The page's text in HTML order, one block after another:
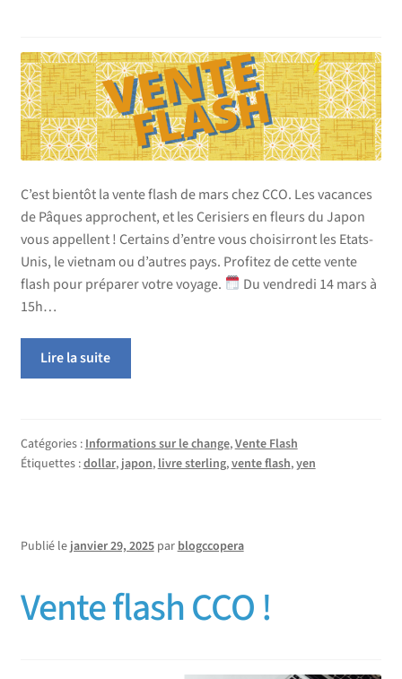
C’est bientôt la vente flash de mars chez CCO. Les vacances
de Pâques approchent, et les Cerisiers en fleurs du Japon
vous appellent ! Certains d’entre vous choisirront les Etats-
Unis, le vietnam ou d’autres pays. Profitez de cette vente
flash pour préparer votre voyage.
Du vendredi 14 mars à
15h…
Lire la suite
Catégories :Informations sur le change,Vente Flash
Étiquettes :dollar,japon,livre sterling,vente flash,yen
Publié lejanvier 29, 2025 parblogccopera
Vente flash CCO !